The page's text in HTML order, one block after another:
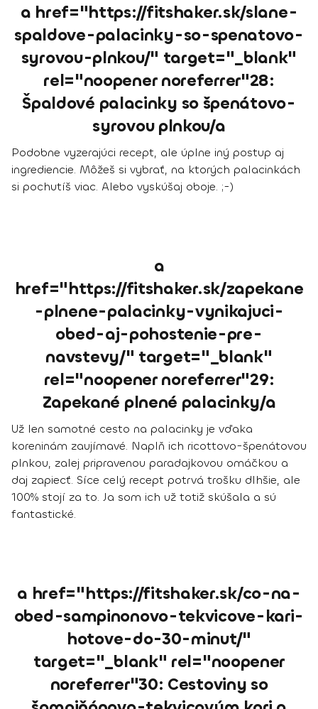
a href="https://fitshaker.sk/slane-
spaldove-palacinky-so-spenatovo-
syrovou-plnkou/" target="_blank"
rel="noopener noreferrer"28:
Špaldové palacinky so špenátovo-
syrovou plnkou/a
Podobne vyzerajúci recept, ale úplne iný postup aj
ingrediencie. Môžeš si vybrať, na ktorých palacinkách
si pochutíš viac. Alebo vyskúšaj oboje. ;-)
a
href="https://fitshaker.sk/zapekane
-plnene-palacinky-vynikajuci-
obed-aj-pohostenie-pre-
navstevy/" target="_blank"
rel="noopener noreferrer"29:
Zapekané plnené palacinky/a
Už len samotné cesto na palacinky je vďaka
koreninám zaujímavé. Naplň ich ricottovo-špenátovou
plnkou, zalej pripravenou paradajkovou omáčkou a
daj zapiecť. Síce celý recept potrvá trošku dlhšie, ale
100% stojí za to. Ja som ich už totiž skúšala a sú
fantastické.
a href="https://fitshaker.sk/co-na-
obed-sampinonovo-tekvicove-kari-
hotove-do-30-minut/"
target="_blank" rel="noopener
noreferrer"30: Cestoviny so